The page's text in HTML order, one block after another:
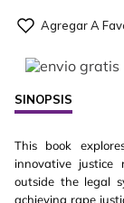
SINOPSIS
This book
innovative justice
outside the legal
achieving rape